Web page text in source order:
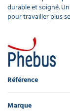
durable et soigné.
pour travailler plus
Référence
Marque